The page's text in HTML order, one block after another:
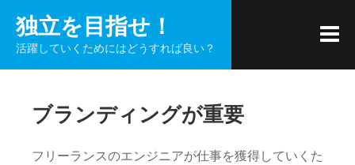
ン
独立を目指せ！
活躍していくためにはどうすれば良い？
ブランディングが重要
フリーランスのエンジニアが仕事を獲得していくた